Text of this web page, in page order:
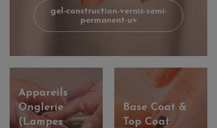
gel-construction-vernis-semi-
permanent-uv
Appareils
Onglerie
(Lampes
Base Coat &
Top Coat